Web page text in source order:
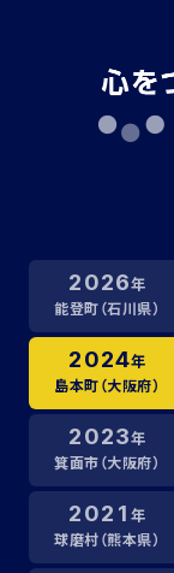
2026年
能登町（石川県）
2024年
島本町（大阪府）
2023年
箕面市（大阪府）
2021 年
球磨村（熊本県）